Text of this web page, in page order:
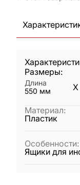
Размеры:
Длина
550 мм X
Материал:
Пластик
Особенности:
Ящики для